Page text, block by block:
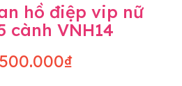
hồ điệp vip nữ
cành VNH14